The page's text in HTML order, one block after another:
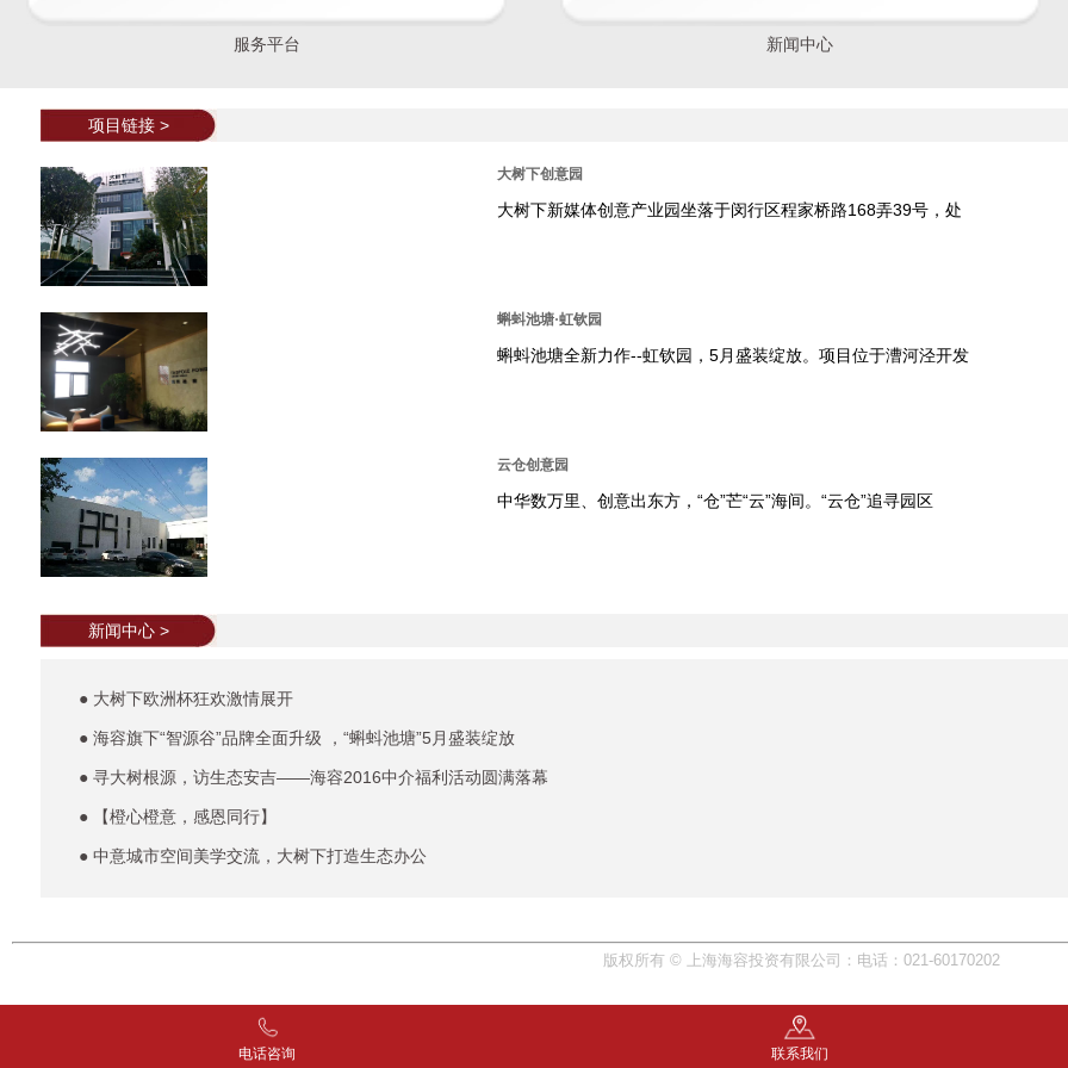
服务平台 新闻中心
项目链接 >
大树下创意园
大树下新媒体创意产业园坐落于闵行区程家桥路168弄39号，处
蝌蚪池塘·虹钦园
蝌蚪池塘全新力作--虹钦园，5月盛装绽放。项目位于漕河泾开发
云仓创意园
中华数万里、创意出东方，“仓”芒“云”海间。“云仓”追寻园区
新闻中心 >
● 大树下欧洲杯狂欢激情展开
● 海容旗下“智源谷”品牌全面升级 ，“蝌蚪池塘”5月盛装绽放
● 寻大树根源，访生态安吉——海容2016中介福利活动圆满落幕
● 【橙心橙意，感恩同行】
● 中意城市空间美学交流，大树下打造生态办公
版权所有 © 上海海容投资有限公司：电话：021-60170202
电话咨询 联系我们